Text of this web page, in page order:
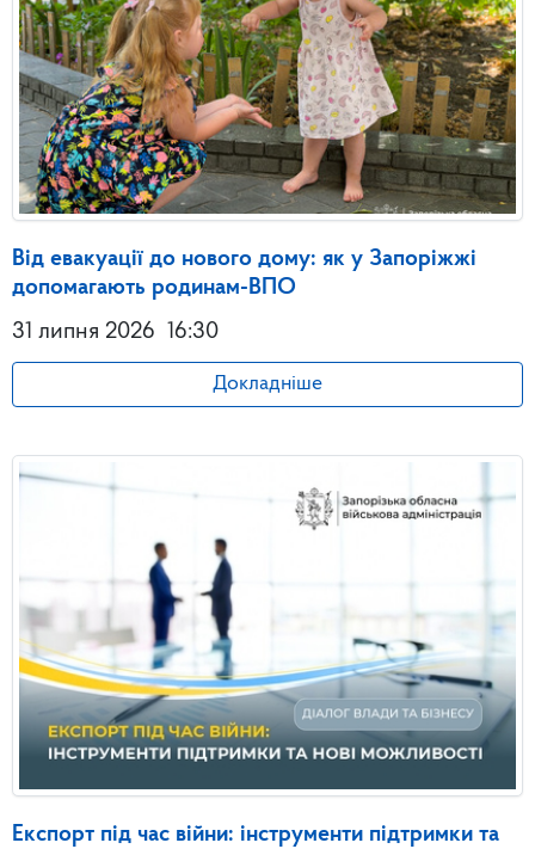
Від евакуації до нового дому: як у Запоріжжі
допомагають родинам-ВПО
31 липня 2026
16:30
Докладніше
Експорт під час війни: інструменти підтримки та